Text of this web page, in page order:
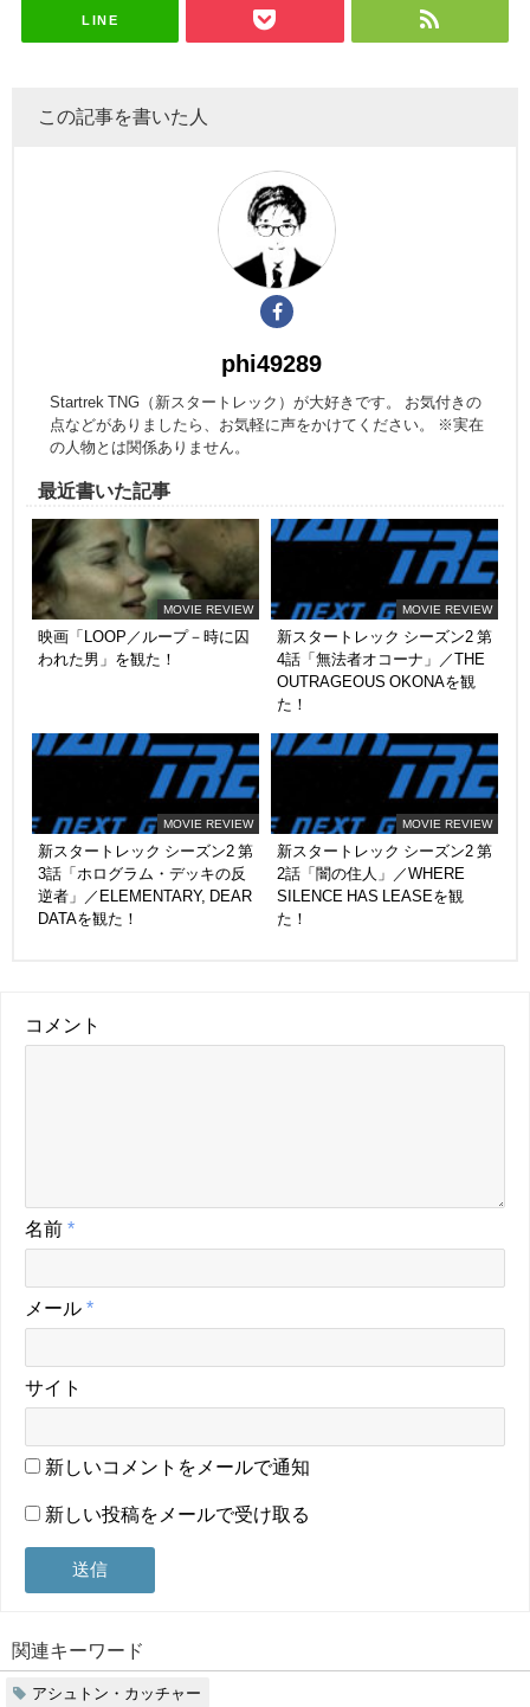
LINE
この記事を書いた人
phi49289
Startrek TNG（新スタートレック）が大好きです。 お気付きの
点などがありましたら、お気軽に声をかけてください。 ※実在
の人物とは関係ありません。
最近書いた記事
MOVIE REVIEW
映画「LOOP／ループ－時に囚
われた男」を観た！
MOVIE REVIEW
新スタートレック シーズン2 第
4話「無法者オコーナ」／THE
OUTRAGEOUS OKONAを観
た！
MOVIE REVIEW
新スタートレック シーズン2 第
3話「ホログラム・デッキの反
逆者」／ELEMENTARY, DEAR
DATAを観た！
MOVIE REVIEW
新スタートレック シーズン2 第
2話「闇の住人」／WHERE
SILENCE HAS LEASEを観
た！
コメント
名前 *
メール *
サイト
新しいコメントをメールで通知
新しい投稿をメールで受け取る
関連キーワード
アシュトン・カッチャー